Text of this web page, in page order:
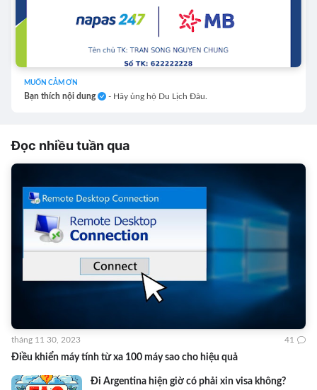
MUỐN CẢM ƠN
Bạn thích nội dung - Hãy ủng hộ Du Lịch Đâu.
Đọc nhiều tuần qua
Điều khiển máy tính từ xa 100 máy sao cho hiệu quả
tháng 11 30, 2023 41
Đi Argentina hiện giờ có phải xin visa không?